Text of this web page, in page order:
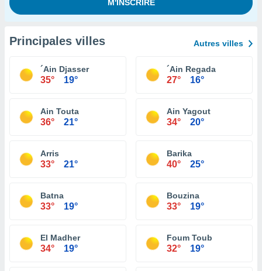
Principales villes Autres villes
´Ain Djasser
35° 19°
´Ain Regada
27° 16°
Ain Touta
36° 21°
Ain Yagout
34° 20°
Arris
33° 21°
Barika
40° 25°
Batna
33° 19°
Bouzina
33° 19°
El Madher
34° 19°
Foum Toub
32° 19°